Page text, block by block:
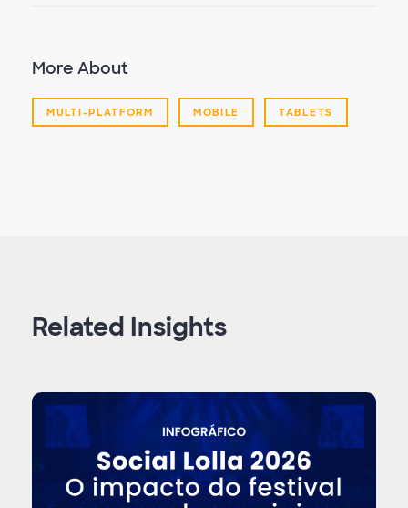
More About
MULTI-PLATFORM MOBILE TABLETS
Related Insights